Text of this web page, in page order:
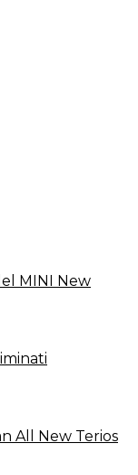
MINI New
All New Terios